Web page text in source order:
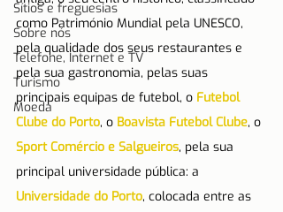
Sítios e freguesias
Sobre nós
Telefone, Internet e TV
Turismo
Moeda
como Património Mundial pela UNESCO,
pela qualidade dos seus restaurantes e
pela sua gastronomia, pelas suas
principais equipas de futebol, o Futebol
Clube do Porto, o Boavista Futebol Clube, o
Sport Comércio e Salgueiros, pela sua
principal universidade pública: a
Universidade do Porto, colocada entre as